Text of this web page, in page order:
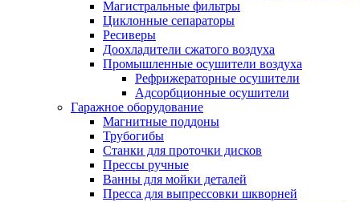
Магистральные фильтры
Циклонные сепараторы
Ресиверы
Доохладители сжатого воздуха
Промышленные осушители воздуха
Рефрижераторные осушители
Адсорбционные осушители
Гаражное оборудование
Магнитные поддоны
Трубогибы
Станки для проточки дисков
Прессы ручные
Ванны для мойки деталей
Пресса для выпрессовки шкворней